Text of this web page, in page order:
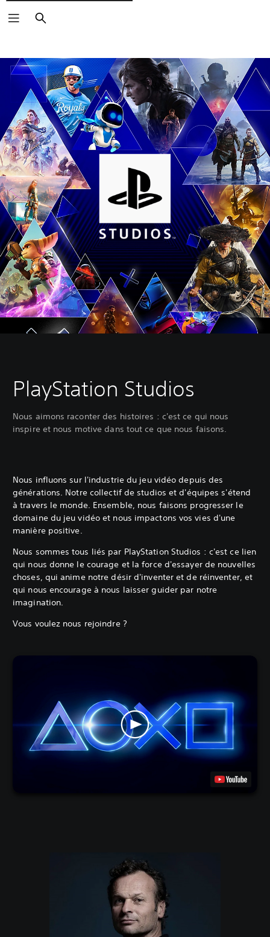
Rechercher
PlayStation Studios
Nous aimons raconter des histoires : c'est ce qui nous
inspire et nous motive dans tout ce que nous faisons.
Nous influons sur l'industrie du jeu vidéo depuis des
générations. Notre collectif de studios et d'équipes s'étend
à travers le monde. Ensemble, nous faisons progresser le
domaine du jeu vidéo et nous impactons vos vies d'une
manière positive.
Nous sommes tous liés par PlayStation Studios : c'est ce lien
qui nous donne le courage et la force d'essayer de nouvelles
choses, qui anime notre désir d'inventer et de réinventer, et
qui nous encourage à nous laisser guider par notre
imagination.
Vous voulez nous rejoindre ?